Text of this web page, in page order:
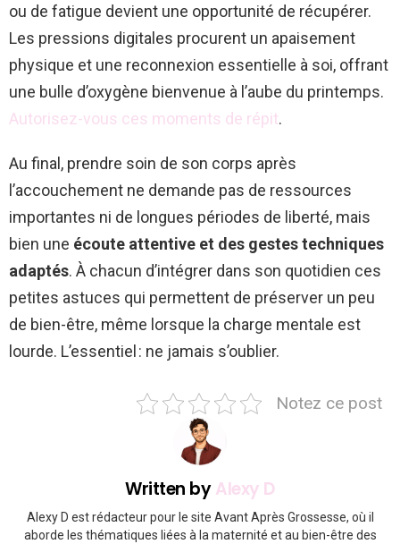
ou de fatigue devient une opportunité de récupérer.
Les pressions digitales procurent un apaisement
physique et une reconnexion essentielle à soi, offrant
une bulle d’oxygène bienvenue à l’aube du printemps.
Autorisez-vous ces moments de répit.
Au final, prendre soin de son corps après
l’accouchement ne demande pas de ressources
importantes ni de longues périodes de liberté, mais
bien une écoute attentive et des gestes techniques
adaptés. À chacun d’intégrer dans son quotidien ces
petites astuces qui permettent de préserver un peu
de bien-être, même lorsque la charge mentale est
lourde. L’essentiel : ne jamais s’oublier.
Notez ce post
Written byAlexy D
Alexy D est rédacteur pour le site Avant Après Grossesse, où il
aborde les thématiques liées à la maternité et au bien-être des